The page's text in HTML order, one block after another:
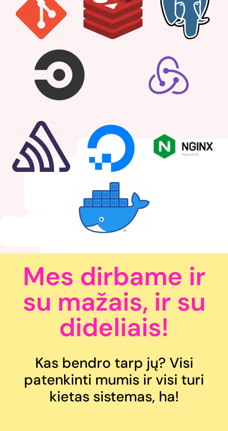
Mes dirbame ir
su mažais, ir su
dideliais!
Kas bendro tarp jų? Visi
patenkinti mumis ir visi turi
kietas sistemas, ha!